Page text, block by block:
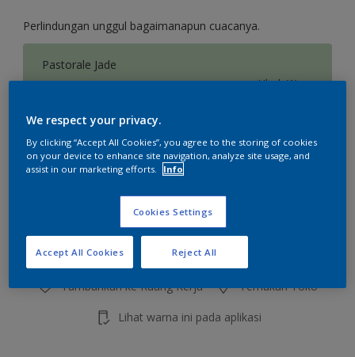
Perlindungan unggul bagaimanapun cuacanya.
Pastorale Jade
Ubah Warna
Ukuran
2.5 L 20 L
Kalkulator cat
Hitung
Tambahkan ke Ruang Kerja Temukan Toko
Lihat warna ini pada aplikasi
We respect your privacy.
By clicking “Accept All Cookies”, you agree to the storing of cookies
on your device to enhance site navigation, analyze site usage, and
assist in our marketing efforts.
Info
Cookies Settings
Reject All
Accept All Cookies